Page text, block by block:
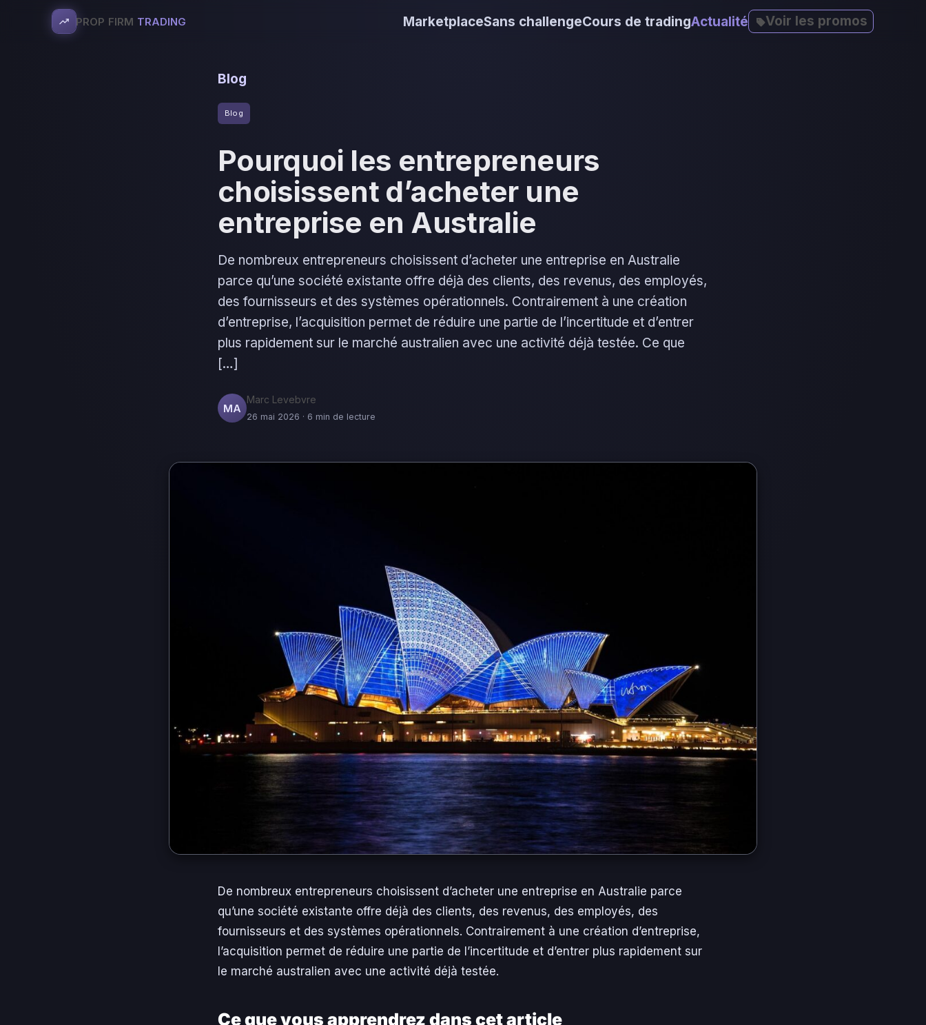
PROP FIRM TRADING MarketplaceSans challengeCours de tradingActualité Voir les promos
Blog
Blog
Pourquoi les entrepreneurs
choisissent d’acheter une
entreprise en Australie
De nombreux entrepreneurs choisissent d’acheter une entreprise en Australie
parce qu’une société existante offre déjà des clients, des revenus, des employés,
des fournisseurs et des systèmes opérationnels. Contrairement à une création
d’entreprise, l’acquisition permet de réduire une partie de l’incertitude et d’entrer
plus rapidement sur le marché australien avec une activité déjà testée. Ce que
[…]
MA
Marc Levebvre
26 mai 2026 · 6 min de lecture
De nombreux entrepreneurs choisissent d’acheter une entreprise en Australie parce
qu’une société existante offre déjà des clients, des revenus, des employés, des
fournisseurs et des systèmes opérationnels. Contrairement à une création d’entreprise,
l’acquisition permet de réduire une partie de l’incertitude et d’entrer plus rapidement sur
le marché australien avec une activité déjà testée.
Ce que vous apprendrez dans cet article